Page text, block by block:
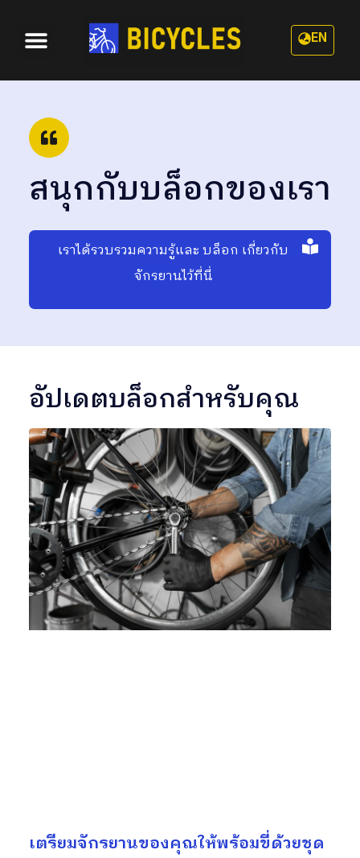
EN
สนุกกับบล็อกของเรา
เราได้รวบรวมความรู้และ บล็อก เกี่ยวกับ
จักรยานไว้ที่นี่
อัปเดตบล็อกสำหรับคุณ
เตรียมจักรยานของคุณให้พร้อมขี่ด้วยชุด